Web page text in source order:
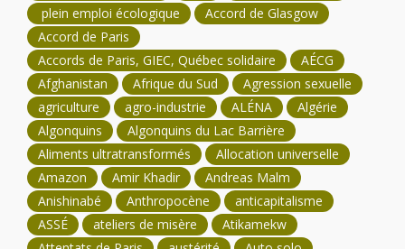
plein emploi écologique
Accord de Glasgow
Accord de Paris
Accords de Paris, GIEC, Québec solidaire
AÉCG
Afghanistan
Afrique du Sud
Agression sexuelle
agriculture
agro-industrie ALÉNA
Algérie
Algonquins
Algonquins du Lac Barrière
Aliments ultratransformés
Allocation universelle
Amazon
Amir Khadir
Andreas Malm
Anishinabé
Anthropocène
anticapitalisme
ASSÉ
ateliers de misère
Atikamekw